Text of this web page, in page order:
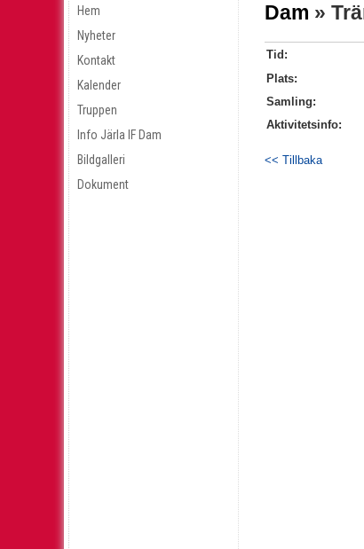
Hem
Nyheter
Kontakt
Kalender
Truppen
Info Järla IF Dam
Bildgalleri
Dokument
Dam »
Tid:
Plats:
Samling:
Aktivitetsinfo:
<< Tillbaka